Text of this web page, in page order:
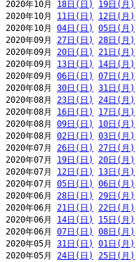
2020年10月 18日(日) 19日(月)
2020年10月 11日(日) 12日(月)
2020年10月 04日(日) 05日(月)
2020年09月 27日(日) 28日(月)
2020年09月 20日(日) 21日(月)
2020年09月 13日(日) 14日(月)
2020年09月 06日(日) 07日(月)
2020年08月 30日(日) 31日(月)
2020年08月 23日(日) 24日(月)
2020年08月 16日(日) 17日(月)
2020年08月 09日(日) 10日(月)
2020年08月 02日(日) 03日(月)
2020年07月 26日(日) 27日(月)
2020年07月 19日(日) 20日(月)
2020年07月 12日(日) 13日(月)
2020年07月 05日(日) 06日(月)
2020年06月 28日(日) 29日(月)
2020年06月 21日(日) 22日(月)
2020年06月 14日(日) 15日(月)
2020年06月 07日(日) 08日(月)
2020年05月 31日(日) 01日(月)
2020年05月 24日(日) 25日(月)